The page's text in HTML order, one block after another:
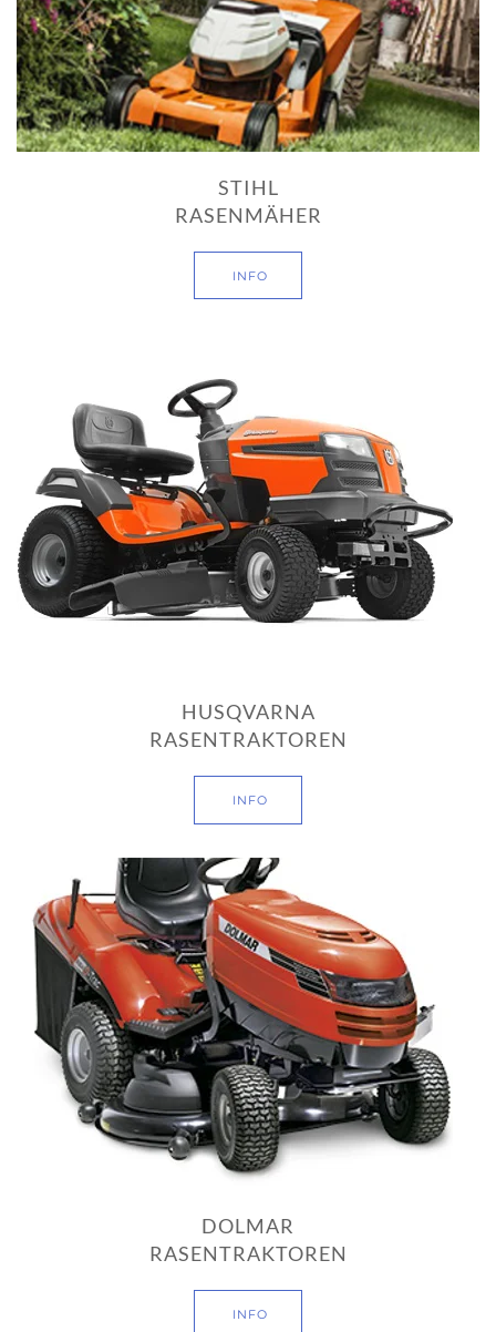
STIHL
RASENMÄHER
INFO
HUSQVARNA
RASENTRAKTOREN
INFO
DOLMAR
RASENTRAKTOREN
INFO